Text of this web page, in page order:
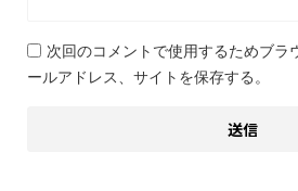
次回のコメントで使用するためブラ
ールアドレス、サイトを保存する。